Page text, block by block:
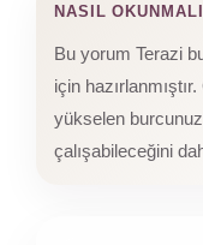
NASIL
Bu yorum Terazi
için
yükselen
çalışabileceğini